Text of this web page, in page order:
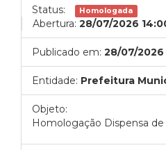
Status: Homologada
Abertura: 28/07/2026
Publicado em: 28/07/2026
Entidade: Prefeitura
Objeto:
Homologação Dispensa